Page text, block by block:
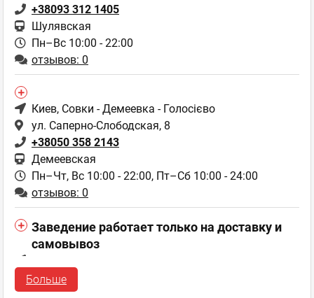
+38093 312 1405
Шулявская
Пн–Вс 10:00 - 22:00
отзывов: 0
Киев, Совки - Демеевка - Голосієво
ул. Саперно-Слободская, 8
+38050 358 2143
Демеевская
Пн–Чт, Вс 10:00 - 22:00, Пт–Сб 10:00 - 24:00
отзывов: 0
Заведение работает только на доставку и
самовывоз
ул. Оноре де Бальзака, 55 Б
Пн–Чт, Вс 10:00 - 22:30,
Больше